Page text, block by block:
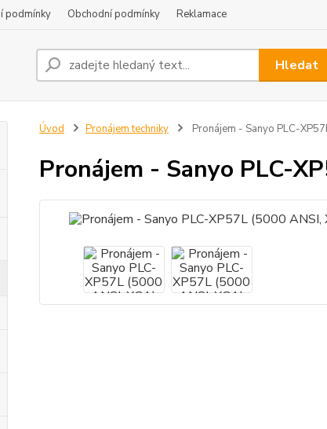
podmínky Obchodní podmínky Reklamace
Hledat
Úvod Pronájem techniky Pronájem - Sanyo PLC-
Pronájem - Sanyo PLC-